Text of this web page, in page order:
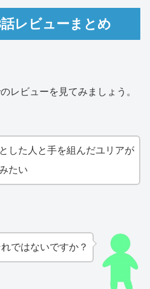
レビューまとめ
レビューを見てみましょう。
した人と手を組んだユリアが
たい
ではないですか？